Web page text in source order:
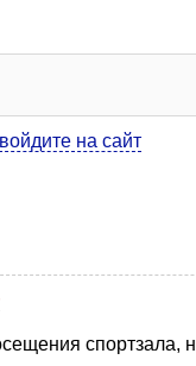
войдите на сайт
спортзала,